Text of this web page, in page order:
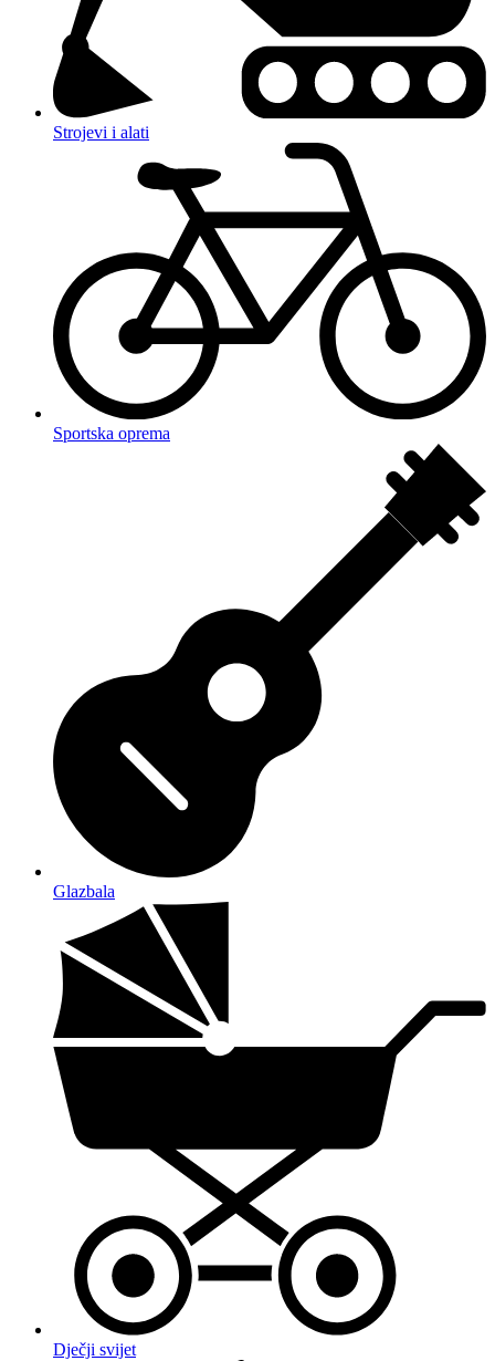
Strojevi i alati
Sportska oprema
Glazbala
Dječji svijet